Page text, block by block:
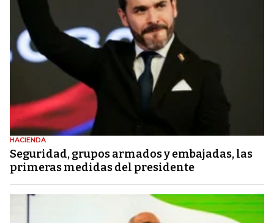
HACIENDA
Seguridad, grupos armados y embajadas, las
primeras medidas del presidente